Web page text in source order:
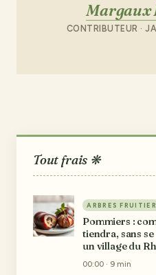
Margaux
CONTRIBUTEUR ·
Tout frais ❋
ARBRES
Pommiers :
tiendra, sans
un village du
00:00 · 9 min